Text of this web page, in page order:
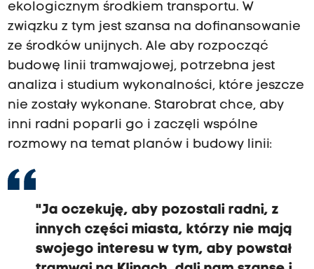
ekologicznym środkiem transportu. W
związku z tym jest szansa na dofinansowanie
ze środków unijnych. Ale aby rozpocząć
budowę linii tramwajowej, potrzebna jest
analiza i studium wykonalności, które jeszcze
nie zostały wykonane. Starobrat chce, aby
inni radni poparli go i zaczęli wspólne
rozmowy na temat planów i budowy linii:
"Ja oczekuję, aby pozostali radni, z
innych części miasta, którzy nie mają
swojego interesu w tym, aby powstał